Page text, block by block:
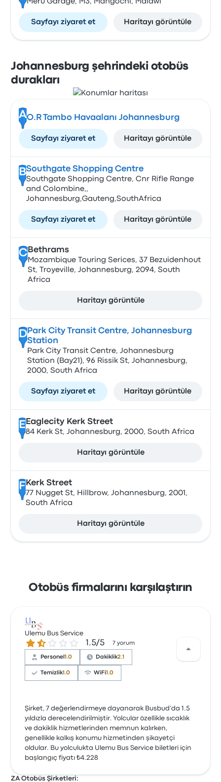
Meru Garage, M3, Mangochi, Malawi
Sayfayı ziyaret et Haritayı görüntüle
Johannesburg şehrindeki otobüs
durakları
AO.R Tambo Havaalanı Johannesburg
Sayfayı ziyaret et Haritayı görüntüle
BSouthgate Shopping Centre
Southgate Shopping Centre, Cnr Rifle Range
and Colombine,,
Johannesburg,Gauteng,SouthAfrica
Sayfayı ziyaret et Haritayı görüntüle
CBethrams
Mozambique Touring Serices, 37 Bezuidenhout
St, Troyeville, Johannesburg, 2094, South
Africa
Haritayı görüntüle
DPark City Transit Centre, Johannesburg
Station
Park City Transit Centre, Johannesburg
Station (Bay21), 96 Rissik St, Johannesburg,
2000, South Africa
Sayfayı ziyaret et Haritayı görüntüle
E Eaglecity Kerk Street
84 Kerk St, Johannesburg, 2000, South Africa
Haritayı görüntüle
F Kerk Street
77 Nugget St, Hillbrow, Johannesburg, 2001,
South Africa
Haritayı görüntüle
Otobüs firmalarını karşılaştırın
Ulemu Bus Service
1.5 üzerinden 5 yıldız
1.5/5 7 yorum
Personel1.0 Dakiklik2.1
Temizlik1.0 WiFi1.0
Şirket, 7 değerlendirmeye dayanarak Busbud’da 1.5
yıldızla derecelendirilmiştir. Yolcular özellikle sıcaklık
ve dakiklik hizmetlerinden memnun kalırken,
genellikle kalkış konumu hizmetinden şikayetçi
oldular. Bu yolculukta Ulemu Bus Service biletleri için
başlangıç fiyatı ₺4.228
ZA Otobüs Şirketleri: